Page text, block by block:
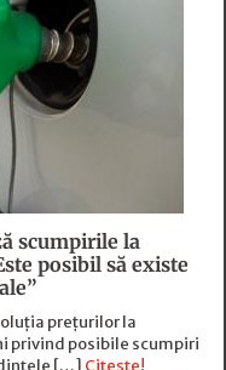
scumpirile la
posibil să existe
prețurilor la
privind posibile scumpiri
[…] Citește!